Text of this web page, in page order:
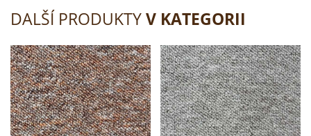
DALŠÍ PRODUKTYV KATEGORII